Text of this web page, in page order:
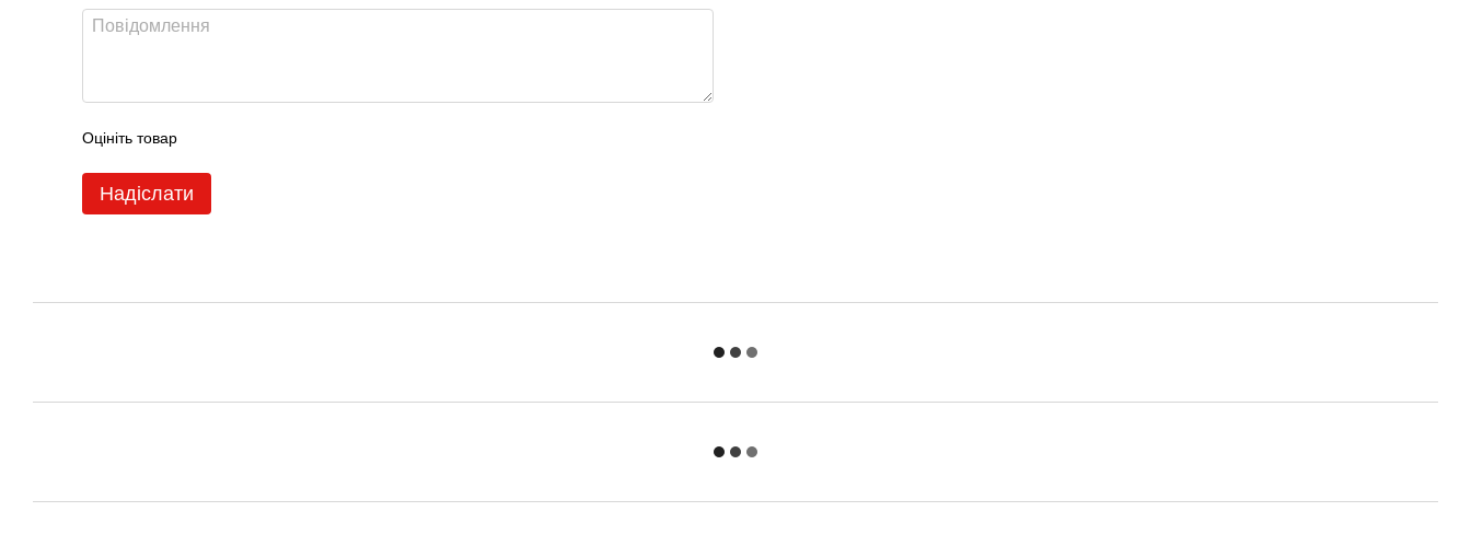
Оцініть товар
Надіслати